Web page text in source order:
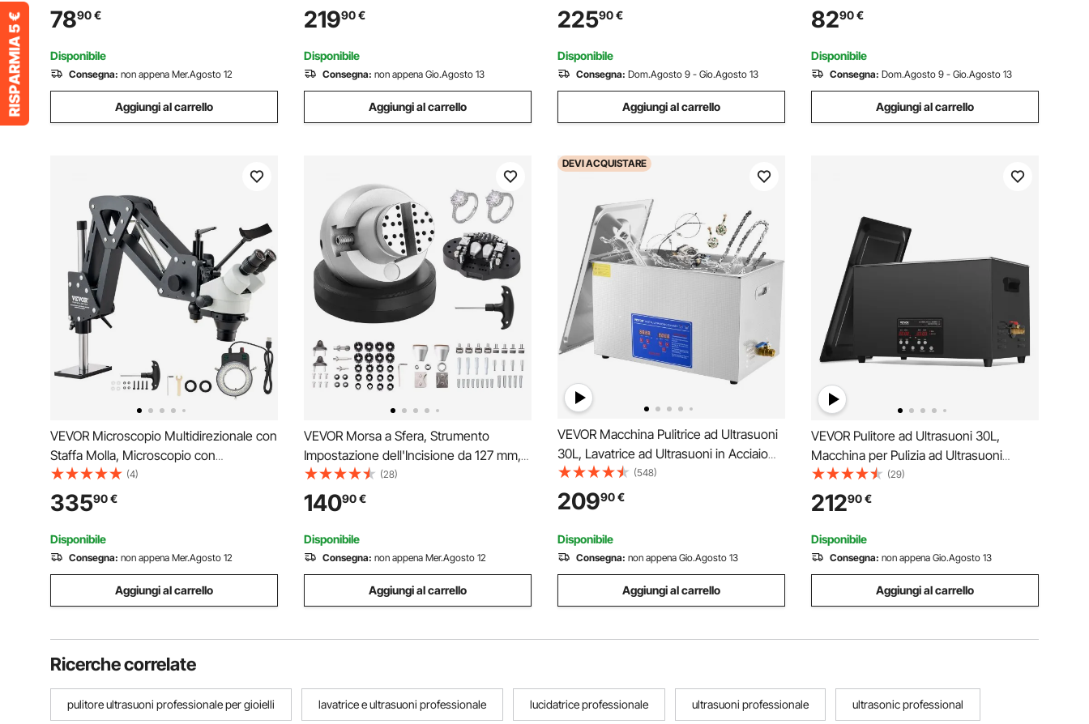
Lucidatrice 230V CA / 60 Hz Potenza da
60W 5 Velocità Regolabile Buratto
Trasparente da Banco
7890€
Disponibile
Consegna: non appena Mer.Agosto 12
Aggiungi al carrello
Cestello e Sfera di Pulizia, Pulitore a
Ultrasuoni per Orologi, Rasoi, Gioielli
21990€
Disponibile
Consegna: non appena Gio.Agosto 13
Aggiungi al carrello
per il Trasporto, Montaggio Rapido e
Anti-Morsi, Riparo Solare per 12-15
Persone, Marrone
22590€
Disponibile
Consegna: Dom.Agosto 9 - Gio.Agosto 13
Aggiungi al carrello
Vasca da Bagno Girevole Antiscivolo per
Anziani Disabili Feriti, Capacità 180 kg
8290€
Disponibile
Consegna: Dom.Agosto 9 - Gio.Agosto 13
Aggiungi al carrello
VEVOR Microscopio Multidirezionale con
Staffa Molla, Microscopio con
Ingrandimento 7X-45X, per Micro Gioielli
Intarsiati con Luce LED Anello USB
Integrata, Microscopio Kit per Intarsi
Gioielli
(4)
33590€
Disponibile
Consegna: non appena Mer.Agosto 12
Aggiungi al carrello
VEVOR Morsa a Sfera, Strumento
Impostazione dell'Incisione da 127 mm,
Morsa Incisione a Rotazione 360°,
Blocco Standard da 69 Pz, Strumenti di
Blocco d'Incisione dei Gioielli per
Lavorazione dei Gioielli
(28)
14090€
Disponibile
Consegna: non appena Mer.Agosto 12
Aggiungi al carrello
DEVIACQUISTARE
VEVOR Macchina Pulitrice ad Ultrasuoni
30L, Lavatrice ad Ultrasuoni in Acciaio
Inossidabile Multifunzione con Timer
Digitale, Pulitrice Professionale per
Occhiali Orologi Gioielli Laboratorio
(548)
20990€
Disponibile
Consegna: non appena Gio.Agosto 13
Aggiungi al carrello
VEVOR Pulitore ad Ultrasuoni 30L,
Macchina per Pulizia ad Ultrasuoni
Digitale 600W con Degasaggio Modalità
Delicata, Pulitore ad Ultrasuoni
Industriale da 40kHz con Timer e
Riscaldatore per Gioielli
(29)
21290€
Disponibile
Consegna: non appena Gio.Agosto 13
Aggiungi al carrello
Ricerche correlate
pulitore ultrasuoni professionale per gioielli lavatrice e ultrasuoni professionale lucidatrice professionale ultrasuoni professionale ultrasonic professional